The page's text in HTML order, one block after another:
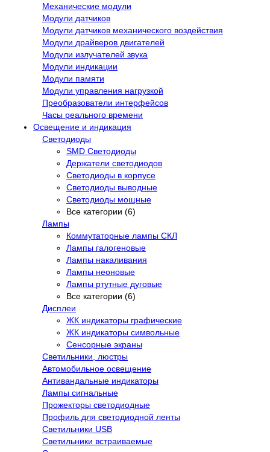
Механические модули
Модули датчиков
Модули датчиков механического воздействия
Модули драйверов двигателей
Модули излучателей звука
Модули индикации
Модули памяти
Модули управления нагрузкой
Преобразователи интерфейсов
Часы реального времени
Освещение и индикация
Светодиоды
SMD Светодиоды
Держатели светодиодов
Светодиоды в корпусе
Светодиоды выводные
Светодиоды мощные
Все категории (6)
Лампы
Коммутаторные лампы СКЛ
Лампы галогеновые
Лампы накаливания
Лампы неоновые
Лампы ртутные дуговые
Все категории (6)
Дисплеи
ЖК индикаторы графические
ЖК индикаторы символьные
Сенсорные экраны
Cветильники, люстры
Автомобильное освещение
Антивандальные индикаторы
Лампы сигнальные
Прожекторы светодиодные
Профиль для светодиодной ленты
Светильники USB
Светильники встраиваемые